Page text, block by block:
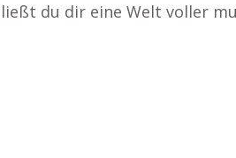
du dir eine Welt voller